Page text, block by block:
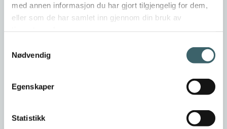
med annen informasjon du har gjort tilgjengelig for dem,
eller som de har samlet inn gjennom din bruk av
Nødvendig
Egenskaper
Statistikk